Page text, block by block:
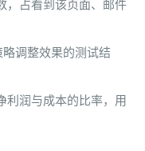
，占看到该页面、邮件
调整效果的测试结
利润与成本的比率，用